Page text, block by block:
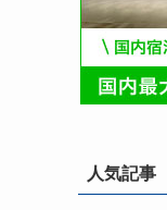
人気記事